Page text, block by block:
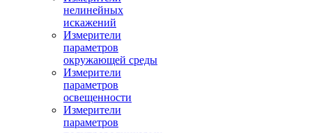
нелинейных
искажений
Измерители
параметров
окружающей среды
Измерители
параметров
освещенности
Измерители
параметров